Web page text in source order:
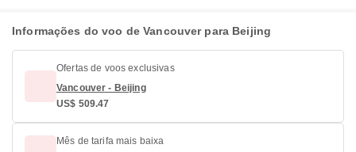
Informações do voo de Vancouver para Beijing
Ofertas de voos exclusivas
Vancouver - Beijing
US$ 509.47
Mês de tarifa mais baixa